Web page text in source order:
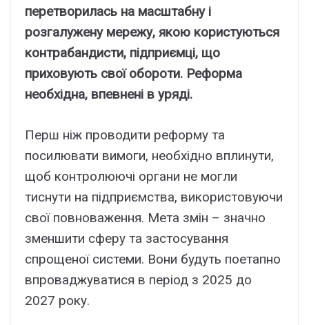
перетворилась на масштабну і
розгалужену мережу, якою користуються
контрабандисти, підприємці, що
приховують свої обороти. Реформа
необхідна, впевнені в уряді.
Перш ніж проводити реформу та
посилювати вимоги, необхідно вплинути,
щоб контролюючі органи не могли
тиснути на підприємства, використовуючи
свої повноваження. Мета змін – значно
зменшити сферу та застосування
спрощеної системи. Вони будуть поетапно
впроваджуватися в період з 2025 до
2027 року.